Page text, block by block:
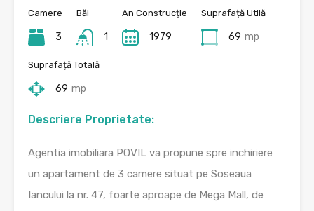
Camere
3
Băi
1
An Construcție
1979
Suprafață Utilă
69 mp
Suprafață Totală
69 mp
Descriere Proprietate:
Agentia imobiliara POVIL va propune spre inchiriere
un apartament de 3 camere situat pe Soseaua
Iancului la nr. 47, foarte aproape de Mega Mall, de